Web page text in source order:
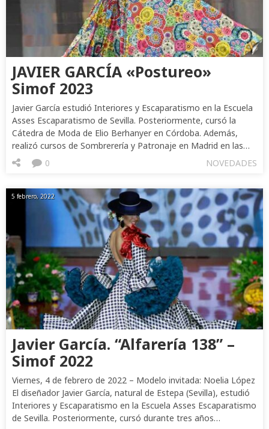
JAVIER GARCÍA «Postureo»
Simof 2023
Javier García estudió Interiores y Escaparatismo en la Escuela
Asses Escaparatismo de Sevilla. Posteriormente, cursó la
Cátedra de Moda de Elio Berhanyer en Córdoba. Además,
realizó cursos de Sombrerería y Patronaje en Madrid en las…
NOVEDADES
0
5 febrero, 2022
Javier García. “Alfarería 138” –
Simof 2022
Viernes, 4 de febrero de 2022 – Modelo invitada: Noelia López
El diseñador Javier García, natural de Estepa (Sevilla), estudió
Interiores y Escaparatismo en la Escuela Asses Escaparatismo
de Sevilla. Posteriormente, cursó durante tres años…